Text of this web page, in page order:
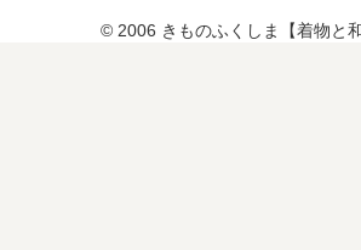
© 2006 きものふくしま【着物と和